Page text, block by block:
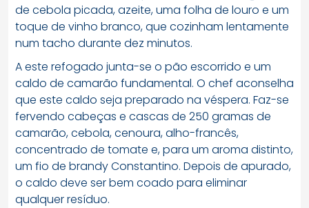
de cebola picada, azeite, uma folha de louro e um
toque de vinho branco, que cozinham lentamente
num tacho durante dez minutos.
A este refogado junta-se o pão escorrido e um
caldo de camarão fundamental. O chef aconselha
que este caldo seja preparado na véspera. Faz-se
fervendo cabeças e cascas de 250 gramas de
camarão, cebola, cenoura, alho-francês,
concentrado de tomate e, para um aroma distinto,
um fio de brandy Constantino. Depois de apurado,
o caldo deve ser bem coado para eliminar
qualquer resíduo.